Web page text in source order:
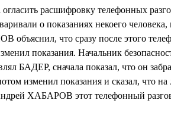
огласить расшифровку телефонных
о показаниях некоего человека,
объяснил, что сразу после этого
показания. Начальник
БАДЕР, сначала показал, что он
изменил показания и сказал, что
ХАБАРОВ этот телефонный